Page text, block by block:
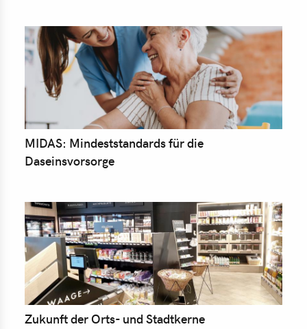
MIDAS: Mindeststandards für die
Daseinsvorsorge
Zukunft der Orts- und Stadtkerne